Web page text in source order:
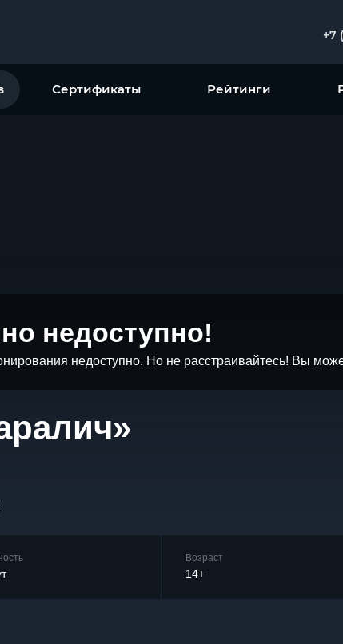
+7
Сертификаты Рейтинги
недоступно!
недоступно. Но не расстраивайтесь! Вы
Возраст
14+